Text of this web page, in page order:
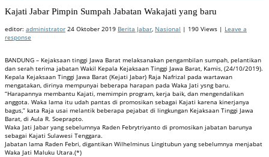
Kajati Jabar Pimpin Sumpah Jabatan Wakajati yang baru
editor: administrator 24 Oktober 2019 Berita Jabar Nasional | 190 Views | Leave a
response
BANDUNG – Kejaksaan tinggi Jawa Barat melaksanakan pengambilan sumpah, pelantikan
dan serah terima jabatan Wakil Kepala Kejaksaan Tinggi Jawa Barat, Kamis, (24/10/2019).
Kepala Kejaksaan Tinggi Jawa Barat (Kejati Jabar) Raja Nafrizal pada wartawan
mengatakan, dirinya mempunyai beberapa harapan pada Waka Jati ysng baru.
“Harapannya membantu Kajati, memimpin program, kerja baik, dan mengendalikan
anggota. Waka lama itu udah pantas di promosikan sebagai Kajati karena kinerjanya
bagus,” kata Raja usai melantik beberapa pejabat di lingkungan Kejaksaan Tinggi Jawa
Barat, di Aula R. Soeprapto.
Waka Jati Jabar yang sebelumnya Raden Febrytriyanto di promosikan jabatan barunya
sebagai Kajati Sulawesi Tenggara.
Jabatan lama Raden Febri, digantikan Wilhelminus Lingitubun yang sebelumnya menjabat
Waka Jati Maluku Utara.(*)